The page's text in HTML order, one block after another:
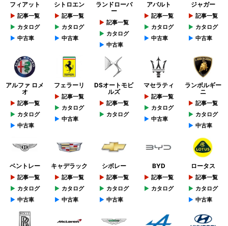
フィアット
記事一覧
カタログ
中古車
シトロエン
記事一覧
カタログ
中古車
ランドローバ
ー
記事一覧
カタログ
中古車
アバルト
記事一覧
カタログ
中古車
ジャガー
記事一覧
カタログ
中古車
アルファ ロメ
オ
記事一覧
カタログ
中古車
フェラーリ
記事一覧
カタログ
中古車
DSオートモビ
ルズ
記事一覧
カタログ
マセラティ
記事一覧
カタログ
中古車
ランボルギー
ニ
記事一覧
カタログ
中古車
ベントレー
記事一覧
カタログ
中古車
キャデラック
記事一覧
カタログ
中古車
シボレー
記事一覧
カタログ
中古車
BYD
記事一覧
カタログ
ロータス
記事一覧
カタログ
中古車